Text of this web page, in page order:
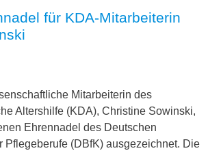
für KDA-Mitarbeiterin
Mitarbeiterin des
Altershilfe (KDA), Christine Sowinski,
Ehrennadel des Deutschen
Pflegeberufe (DBfK) ausgezeichnet. Die